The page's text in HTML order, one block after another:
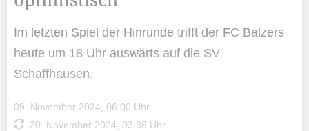
Im letzten Spiel der Hinrunde trifft der FC Balzers
heute um 18 Uhr auswärts auf die SV
Schaffhausen.
09. November 2024, 06:00 Uhr
20. November 2024, 03:36 Uhr